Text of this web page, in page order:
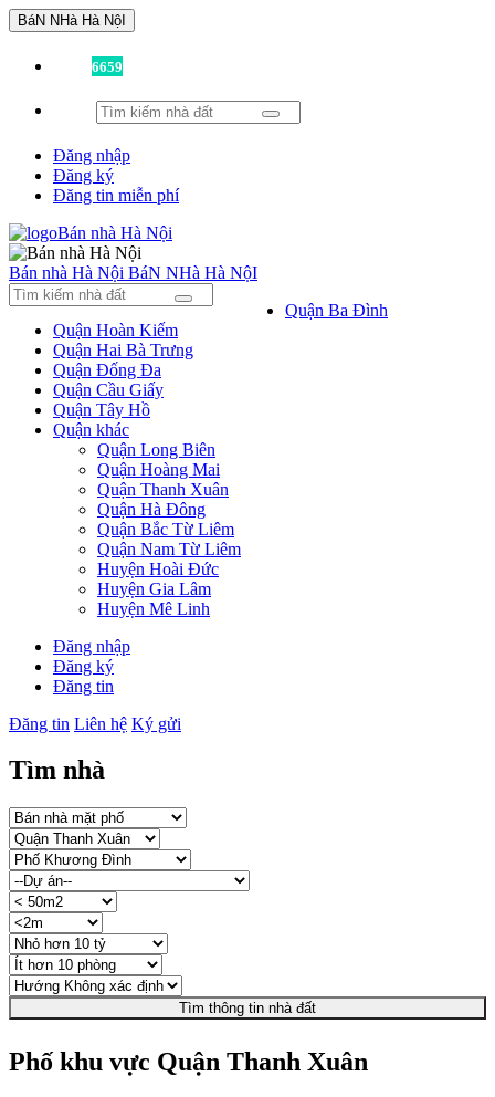
BáN NHà Hà NộI
6659
Đăng nhập
Đăng ký
Đăng tin miễn phí
Bán nhà Hà Nội BáN NHà Hà NộI
Quận Ba Đình
Quận Hoàn Kiếm
Quận Hai Bà Trưng
Quận Đống Đa
Quận Cầu Giấy
Quận Tây Hồ
Quận khác
Quận Long Biên
Quận Hoàng Mai
Quận Thanh Xuân
Quận Hà Đông
Quận Bắc Từ Liêm
Quận Nam Từ Liêm
Huyện Hoài Đức
Huyện Gia Lâm
Huyện Mê Linh
Đăng nhập
Đăng ký
Đăng tin
Đăng tin Liên hệ Ký gửi
Tìm nhà
Tìm thông tin nhà đất
Phố khu vực Quận Thanh Xuân